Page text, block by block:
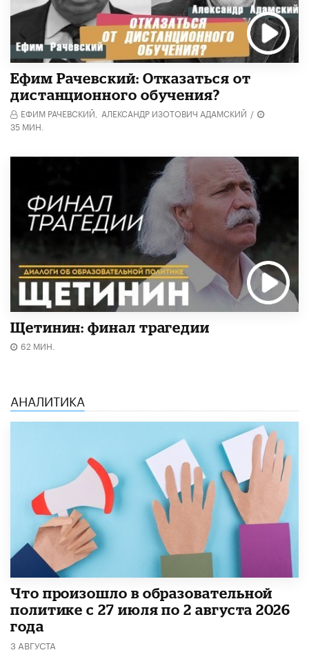
Ефим Рачевский: Отказаться от
дистанционного обучения?
ЕФИМ РАЧЕВСКИЙ, АЛЕКСАНДР ИЗОТОВИЧ АДАМСКИЙ /
35 МИН.
Щетинин: финал трагедии
62 МИН.
АНАЛИТИКА
​Что произошло в образовательной
политике с 27 июля по 2 августа 2026
года
3 АВГУСТА